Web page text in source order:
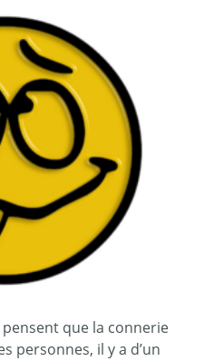
que la connerie
personnes, il y a d’un